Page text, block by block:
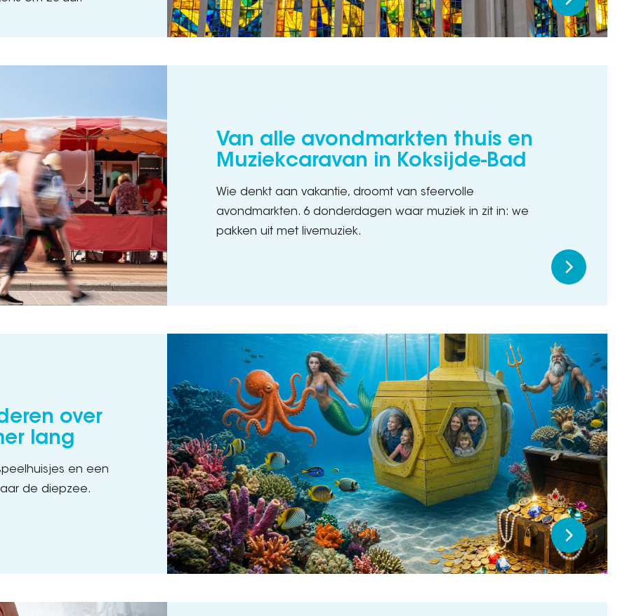
Van alle avondmarkten thuis en
Muziekcaravan in Koksijde-Bad
Wie denkt aan vakantie, droomt van sfeervolle
avondmarkten. 6 donderdagen waar muziek in zit in: we
pakken uit met livemuziek.
over
lang
en een
de diepzee.